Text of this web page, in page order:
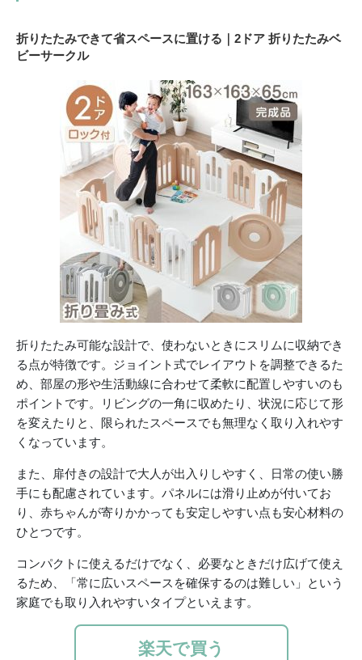
折りたたみできて省スペースに置ける｜2ドア 折りたたみベ
ビーサークル
折りたたみ可能な設計で、使わないときにスリムに収納でき
る点が特徴です。ジョイント式でレイアウトを調整できるた
め、部屋の形や生活動線に合わせて柔軟に配置しやすいのも
ポイントです。リビングの一角に収めたり、状況に応じて形
を変えたりと、限られたスペースでも無理なく取り入れやす
くなっています。
また、扉付きの設計で大人が出入りしやすく、日常の使い勝
手にも配慮されています。パネルには滑り止めが付いてお
り、赤ちゃんが寄りかかっても安定しやすい点も安心材料の
ひとつです。
コンパクトに使えるだけでなく、必要なときだけ広げて使え
るため、「常に広いスペースを確保するのは難しい」という
家庭でも取り入れやすいタイプといえます。
楽天で買う